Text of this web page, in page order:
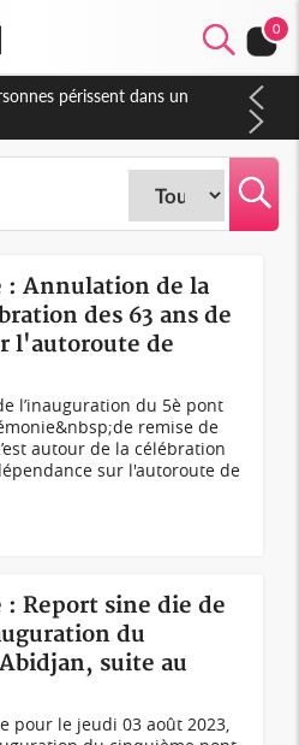
0
de la fête nationale
contre les produits
: Annulation de la
des 63 ans de
l'autoroute de
l’inauguration du 5è pont
remise de
autour de la célébration
sur l'autoroute de
Report sine die de
du
suite au
pour le jeudi 03 août 2023,